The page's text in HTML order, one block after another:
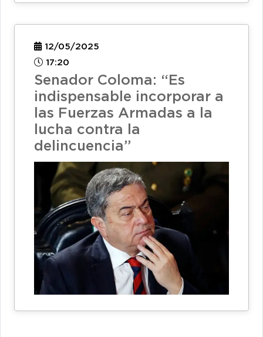
12/05/2025
17:20
Senador Coloma: “Es
indispensable incorporar a
las Fuerzas Armadas a la
lucha contra la
delincuencia”